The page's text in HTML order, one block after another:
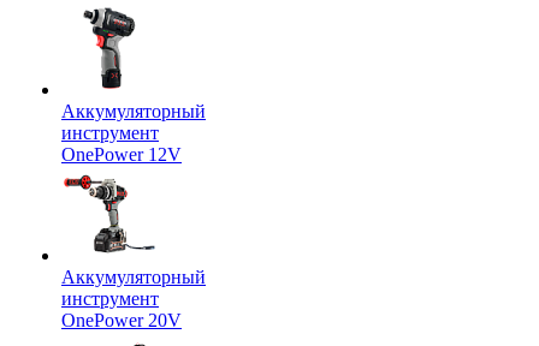
Аккумуляторный
инструмент
OnePower 12V
Аккумуляторный
инструмент
OnePower 20V